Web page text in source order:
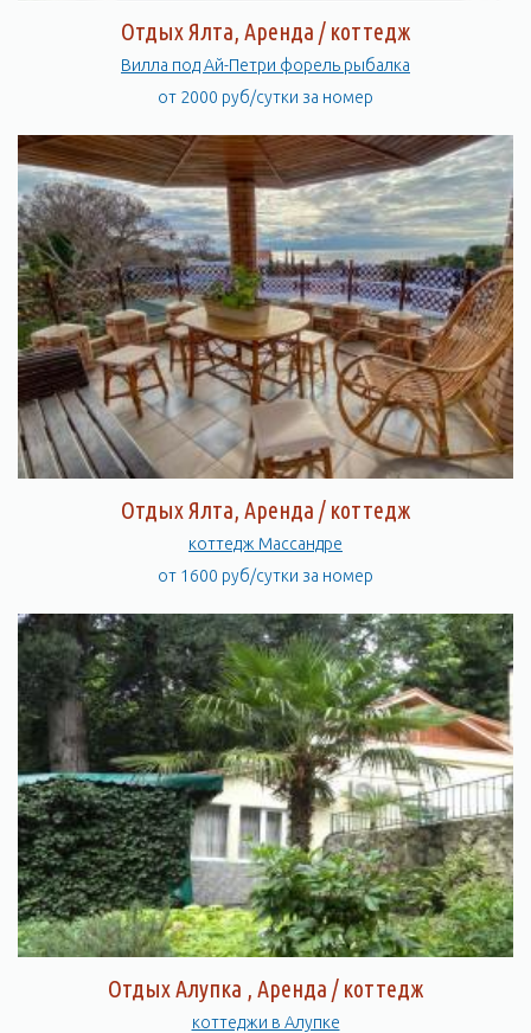
Отдых Ялта, Аренда / коттедж
Вилла под Ай-Петри форель рыбалка
от 2000 руб/сутки за номер
Отдых Ялта, Аренда / коттедж
коттедж Массандре
от 1600 руб/сутки за номер
Отдых Алупка , Аренда / коттедж
коттеджи в Алупке